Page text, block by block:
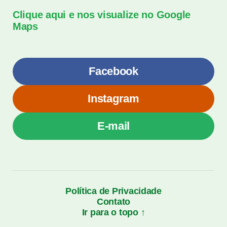
Clique aqui e nos visualize no Google
Maps
Facebook
Instagram
E-mail
Política de Privacidade
Contato
Ir para o topo ↑